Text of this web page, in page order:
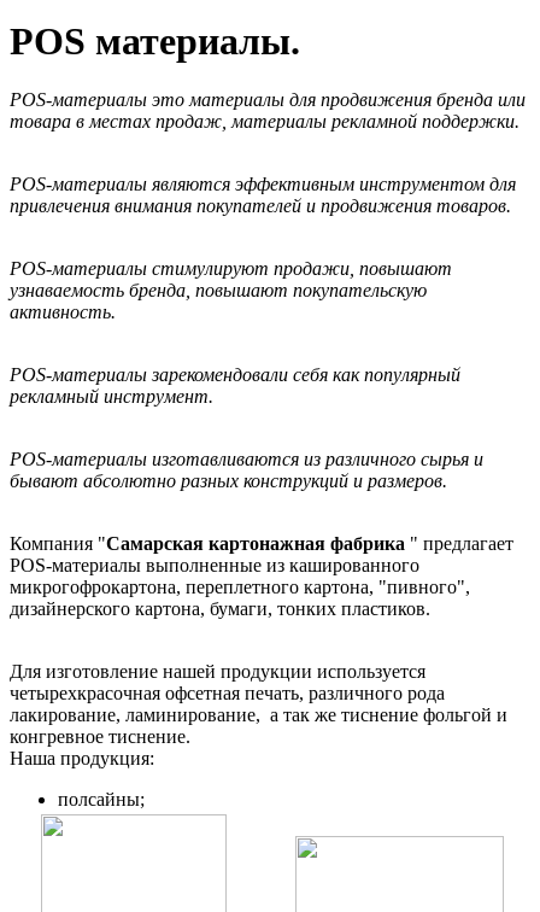
POS материалы.
POS-материалы это материалы для продвижения бренда или
товара в местах продаж, материалы рекламной поддержки.
POS-материалы являются эффективным инструментом для
привлечения внимания покупателей и продвижения товаров.
POS-материалы стимулируют продажи, повышают
узнаваемость бренда, повышают покупательскую
активность.
POS-материалы зарекомендовали себя как популярный
рекламный инструмент.
POS-материалы изготавливаются из различного сырья и
бывают абсолютно разных конструкций и размеров.
Компания "Самарская картонажная фабрика " предлагает
POS-материалы выполненные из кашированного
микрогофрокартона, переплетного картона, "пивного",
дизайнерского картона, бумаги, тонких пластиков.
Для изготовление нашей продукции используется
четырехкрасочная офсетная печать, различного рода
лакирование, ламинирование, а так же тиснение фольгой и
конгревное тиснение.
Наша продукция:
полсайны;